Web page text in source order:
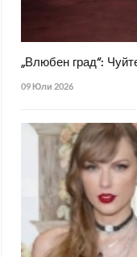
„Влюбен град“:
09 Юли 2026